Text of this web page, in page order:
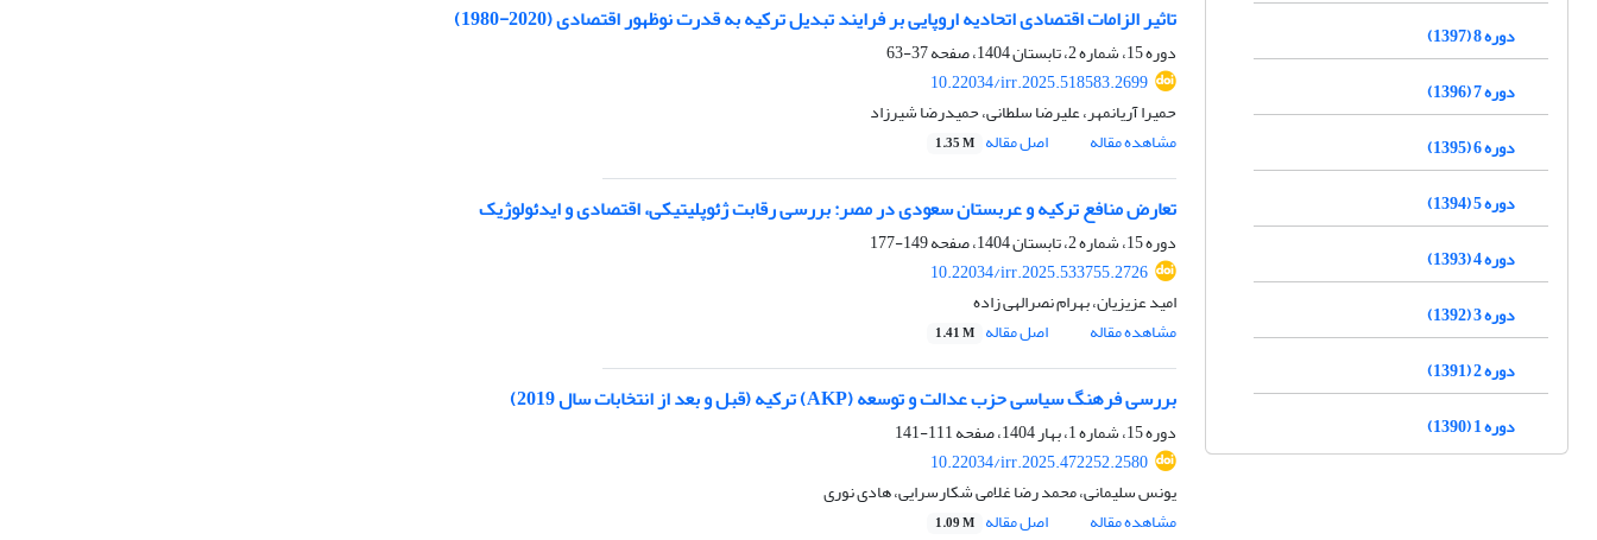
تاثیر الزامات اقتصادی اتحادیه اروپایی بر فرایند تبدیل ترکیه به قدرت نوظهور اقتصادی (2020-1980)
دوره 15، شماره 2، تابستان 1404، صفحه
37-63
10.22034/irr.2025.518583.2699
حمیرا آریانمهر، علیرضا سلطانى، حمیدرضا شیرزاد
مشاهده مقاله
اصل مقاله 1.35 M
تعارض منافع ترکیه و عربستان سعودی در مصر: بررسی رقابت ژئوپلیتیکی، اقتصادی و ایدئولوژیک
دوره 15، شماره 2، تابستان 1404، صفحه
149-177
10.22034/irr.2025.533755.2726
امید عزیزیان، بهرام نصرالهی زاده
مشاهده مقاله
اصل مقاله 1.41 M
بررسی فرهنگ سیاسی حزب عدالت و توسعه (AKP) ترکیه (قبل و بعد از انتخابات سال 2019)
دوره 15، شماره 1، بهار 1404، صفحه
111-141
10.22034/irr.2025.472252.2580
یونس سلیمانی، محمد رضا غلامی شکارسرایی، هادی نوری
مشاهده مقاله
اصل مقاله 1.09 M
دوره 8 (1397)
دوره 7 (1396)
دوره 6 (1395)
دوره 5 (1394)
دوره 4 (1393)
دوره 3 (1392)
دوره 2 (1391)
دوره 1 (1390)